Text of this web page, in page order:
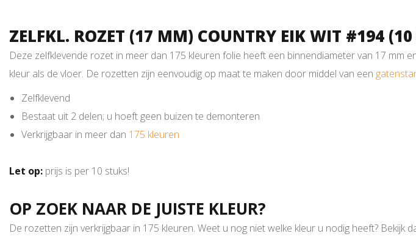
ZELFKL. ROZET (17 MM) COUNTRY EIK WIT #194 (10
Deze zelfklevende rozet in meer dan 175 kleuren folie heeft een binnendiameter van 17 mm
kleur als de vloer. De rozetten zijn eenvoudig op maat te maken door middel van een
Zelfklevend
Bestaat uit 2 delen; u hoeft geen buizen te demonteren
Verkrijgbaar in meer dan 175 kleuren
Let op: prijs is per 10 stuks!
OP ZOEK NAAR DE JUISTE KLEUR?
De rozetten zijn verkrijgbaar in 175 kleuren. Weet u nog niet welke kleur u nodig heeft? Bekijk